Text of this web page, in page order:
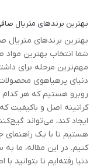
بهترین برندهای متریال
بهترین برندهای متریال
شما انتخاب بهترین مواد
مهم‌ترین مرحله برای
دنیای پرهیاهوی
روبرو هستیم که هر کدام
کراتینه اصل و باکیفیت
ایجاد کند، می‌تواند
هستیم تا با یک
کنیم. در این مقاله، ما
دنیا رفته‌ایم تا بتوانید